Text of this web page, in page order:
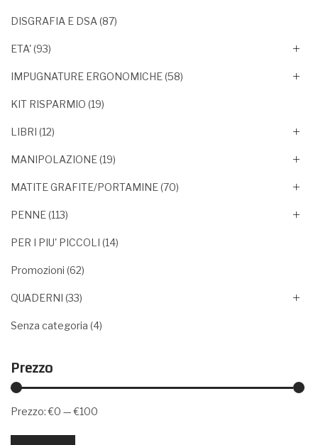
DISGRAFIA E DSA (87)
ETA'(93)
IMPUGNATURE ERGONOMICHE(58)
KIT RISPARMIO (19)
LIBRI (12)
MANIPOLAZIONE(19)
MATITE GRAFITE/PORTAMINE(70)
PENNE(113)
PER I PIU' PICCOLI (14)
Promozioni (62)
QUADERNI (33)
Senza categoria (4)
Prezzo
Prezzo:€0 —€100